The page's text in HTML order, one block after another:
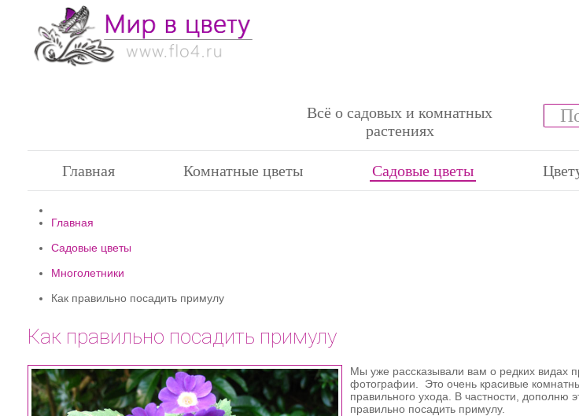
Всё о садовых и комнатных
растениях
Главная Комнатные цветы Садовые цветы
Главная
Садовые цветы
Многолетники
Как правильно посадить примулу
Как правильно посадить примулу
Мы уже рассказывали вам о редких видах
фотографии. Это очень красивые
правильного ухода. В частности, дополню
правильно посадить примулу.